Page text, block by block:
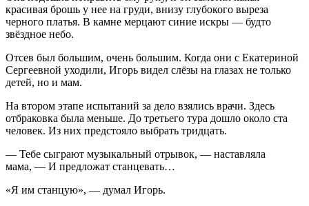
красивая брошь у нее на груди, внизу глубокого выреза
черного платья. В камне мерцают синие искры — будто
звёздное небо.
Отсев был большим, очень большим. Когда они с Екатериной
Сергеевной уходили, Игорь видел слёзы на глазах не только
детей, но и мам.
На втором этапе испытаний за дело взялись врачи. Здесь
отбраковка была меньше. До третьего тура дошло около ста
человек. Из них предстояло выбрать тридцать.
— Тебе сыграют музыкальный отрывок, — наставляла
мама, — И предложат станцевать…
«Я им станцую», — думал Игорь.